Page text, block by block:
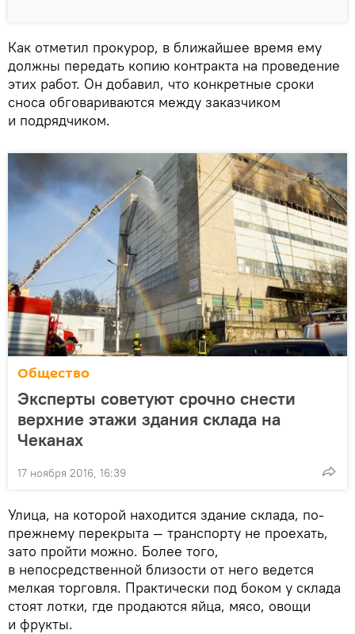
Как отметил прокурор, в ближайшее время ему
должны передать копию контракта на проведение
этих работ. Он добавил, что конкретные сроки
сноса обговариваются между заказчиком
и подрядчиком.
Общество
Эксперты советуют срочно снести
верхние этажи здания склада на
Чеканах
17 ноября 2016, 16:39
Улица, на которой находится здание склада, по-
прежнему перекрыта — транспорту не проехать,
зато пройти можно. Более того,
в непосредственной близости от него ведется
мелкая торговля. Практически под боком у склада
стоят лотки, где продаются яйца, мясо, овощи
и фрукты.